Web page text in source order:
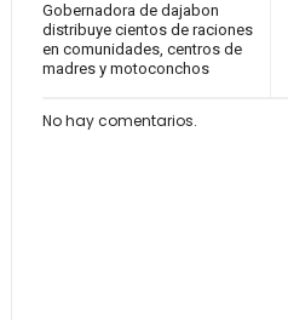
Gobernadora de dajabon
distribuye cientos de raciones
en comunidades, centros de
madres y motoconchos
No hay comentarios.